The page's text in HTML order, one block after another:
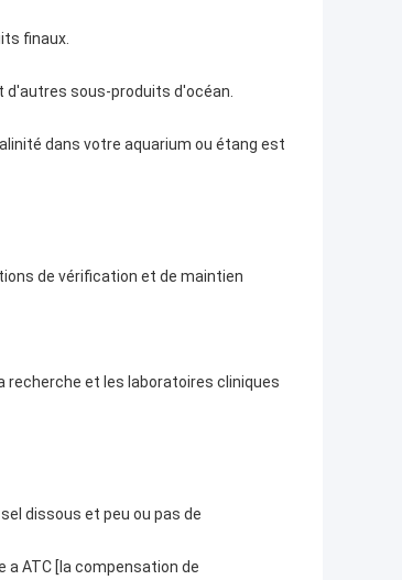
finaux.
d'autres sous-produits d'océan.
dans votre aquarium ou étang est
de vérification et de maintien
recherche et les laboratoires cliniques
dissous et peu ou pas de
ATC [la compensation de